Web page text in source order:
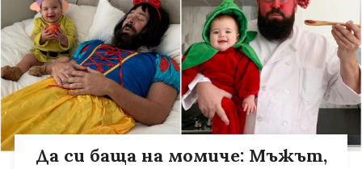
Да си баща на момиче: Мъжът,